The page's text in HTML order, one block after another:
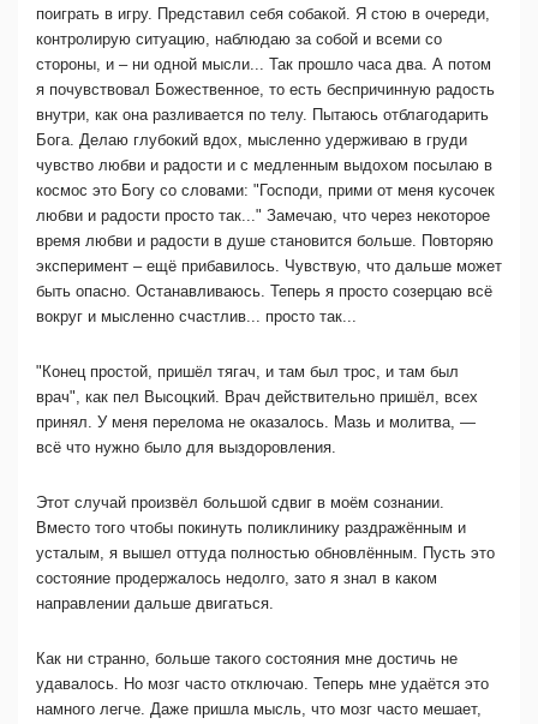
поиграть в игру. Представил себя собакой. Я стою в очереди,
контролирую ситуацию, наблюдаю за собой и всеми со
стороны, и – ни одной мысли... Так прошло часа два. А потом
я почувствовал Божественное, то есть беспричинную радость
внутри, как она разливается по телу. Пытаюсь отблагодарить
Бога. Делаю глубокий вдох, мысленно удерживаю в груди
чувство любви и радости и с медленным выдохом посылаю в
космос это Богу со словами: "Господи, прими от меня кусочек
любви и радости просто так..." Замечаю, что через некоторое
время любви и радости в душе становится больше. Повторяю
эксперимент – ещё прибавилось. Чувствую, что дальше может
быть опасно. Останавливаюсь. Теперь я просто созерцаю всё
вокруг и мысленно счастлив... просто так...
"Конец простой, пришёл тягач, и там был трос, и там был
врач", как пел Высоцкий. Врач действительно пришёл, всех
принял. У меня перелома не оказалось. Мазь и молитва, —
всё что нужно было для выздоровления.
Этот случай произвёл большой сдвиг в моём сознании.
Вместо того чтобы покинуть поликлинику раздражённым и
усталым, я вышел оттуда полностью обновлённым. Пусть это
состояние продержалось недолго, зато я знал в каком
направлении дальше двигаться.
Как ни странно, больше такого состояния мне достичь не
удавалось. Но мозг часто отключаю. Теперь мне удаётся это
намного легче. Даже пришла мысль, что мозг часто мешает,